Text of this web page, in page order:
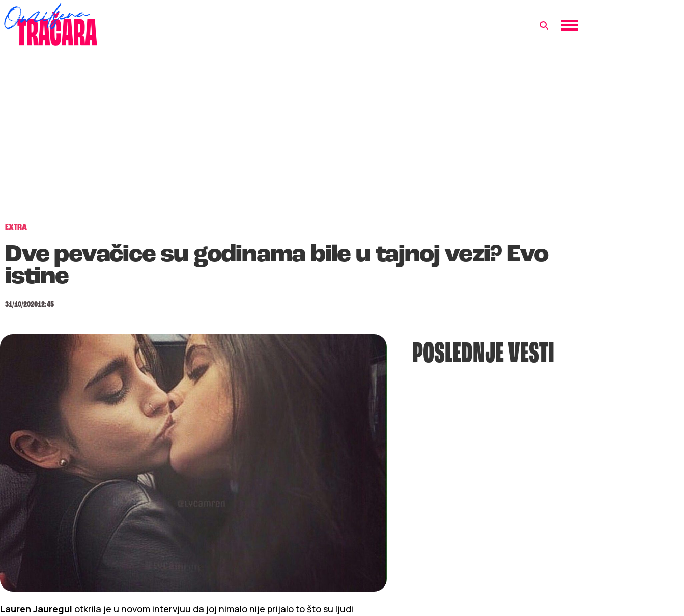
EXTRA
Dve pevačice su godinama bile u tajnoj vezi? Evo
istine
31/10/202012:45
Lauren Jauregui otkrila je u novom intervjuu da joj nimalo nije prijalo to što su ljudi
POSLEDNJE VESTI